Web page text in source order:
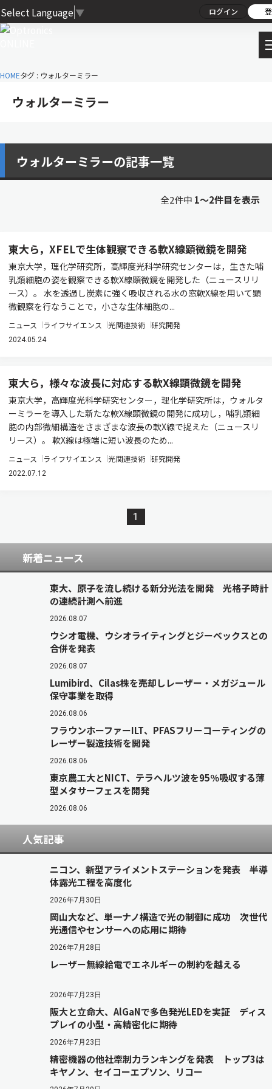
Select Language ▼ ログイン
HOMEタグ : ウォルターミラー
ウォルターミラー
ウォルターミラーの記事一覧
全2件中 1〜2件目を表示
東大ら，XFELで生体観察できる軟X線顕微鏡を開発
東京大学，理化学研究所，高輝度光科学研究センターは，生きた哺
乳類細胞の姿を観察できる軟X線顕微鏡を開発した（ニュースリリ
ース）。 水を透過し炭素に強く吸収される水の窓軟X線を用いて顕
微観察を行なうことで，小さな生体細胞の...
ニュース ライフサイエンス 光関連技術 研究開発
2024.05.24
東大ら，様々な波長に対応する軟X線顕微鏡を開発
東京大学，高輝度光科学研究センター，理化学研究所は，ウォルタ
ーミラーを導入した新たな軟X線顕微鏡の開発に成功し，哺乳類細
胞の内部微細構造をさまざまな波長の軟X線で捉えた（ニュースリ
リース）。 軟X線は極端に短い波長のため...
ニュース ライフサイエンス 光関連技術 研究開発
2022.07.12
1
新着ニュース
東大、原子を流し続ける新分光法を開発 光格子時計
の連続計測へ前進
2026.08.07
ウシオ電機、ウシオライティングとジーベックスとの
合併を発表
2026.08.07
Lumibird、Cilas株を売却しレーザー・メガジュール
保守事業を取得
2026.08.06
フラウンホーファーILT、PFASフリーコーティングの
レーザー製造技術を開発
2026.08.06
東京農工大とNICT、テラヘルツ波を95％吸収する薄
型メタサーフェスを開発
2026.08.06
人気記事
ニコン、新型アライメントステーションを発表 半導
体露光工程を高度化
2026年7月30日
岡山大など、単一ナノ構造で光の制御に成功 次世代
光通信やセンサーへの応用に期待
2026年7月28日
レーザー無線給電でエネルギーの制約を越える
2026年7月23日
阪大と立命大、AlGaNで多色発光LEDを実証 ディス
プレイの小型・高精密化に期待
2026年7月23日
精密機器の他社牽制力ランキングを発表 トップ3は
キヤノン、セイコーエプソン、リコー